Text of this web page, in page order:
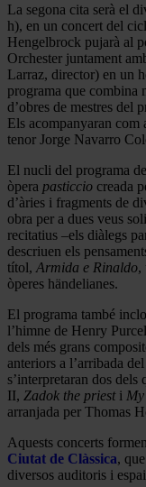
La segona cita serà el
h), en un concert del
Hengelbrock pujarà al
Orchester juntament
Larraz, director) en un
programa que combina
d’obres de mestres del
Els acompanyaran com
tenor Jorge Navarro
El nucli del programa
òpera pasticcio creada
d’àries i fragments de
obra per a dues veus
recitatius –els diàlegs
descriuen els
títol, Armida e Rinaldo,
òperes händelianes.
El programa també
l’himne de Henry
dels més grans
anteriors a l’arribada
s’interpretaran dos
II, Zadok the priesti
arranjada per Thomas
Aquests concerts
Ciutat de Clàssica,
diversos auditoris i